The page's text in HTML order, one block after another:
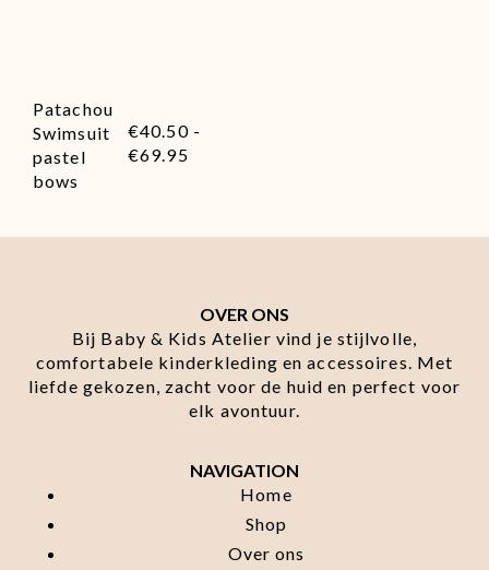
Patachou
Swimsuit
pastel
bows
€40.50 -
€69.95
OVER ONS
Bij Baby & Kids Atelier vind je stijlvolle,
comfortabele kinderkleding en accessoires. Met
liefde gekozen, zacht voor de huid en perfect voor
elk avontuur.
NAVIGATION
Home
Shop
Over ons